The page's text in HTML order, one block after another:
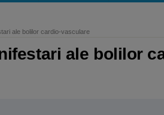
ale bolilor cardio-vasculare
ale bolilor